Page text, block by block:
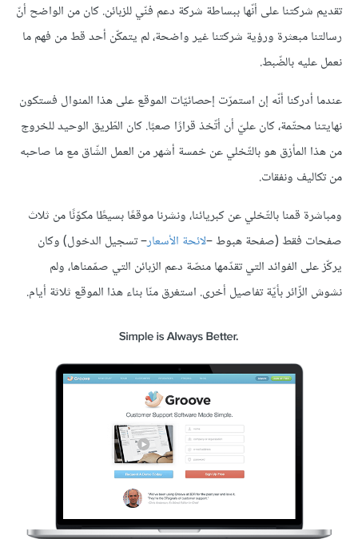
تقديم شركتنا على أنّها ببساطة شركة دعم فنّي للزبائن. كان من الواضح أنّ
رسالتنا مبعثرة ورؤية شركتنا غير واضحة، لم يتمكّن أحد قط من فهم ما
نعمل عليه بالضّبط.
عندما أدركنا أنّه إن استمرّت إحصائيّات الموقع على هذا المنوال فستكون
نهايتنا محتّمة، كان عليّ أن أتّخذ قرارًا صعبًا. كان الطّريق الوحيد للخروج
من هذا المأزق هو بالتّخلي عن خمسة أشهر من العمل الشّاق مع ما صاحبه
من تكاليف ونفقات.
ومباشرة قمنا بالتّخلي عن كبريائنا، ونشرنا موقعًا بسيطًا مكوّنًا من ثلاث
صفحات فقط (صفحة هبوط –لائحة الأسعار– تسجيل الدخول) وكان
يركّز على الفوائد التي تقدّمها منصّة دعم الزبائن التي صمّمناها، ولم
نشوش الزّائر بأيّة تفاصيل أخرى. استغرق منّا بناء هذا الموقع ثلاثة أيام.